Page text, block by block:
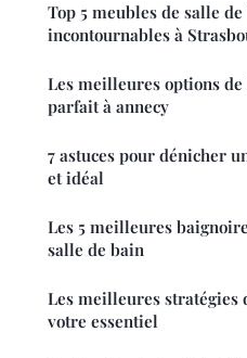
Top 5 meubles de salle
incontournables à
Les meilleures options
parfait à annecy
7 astuces pour dénicher
et idéal
Les 5 meilleures
salle de bain
Les meilleures stratégies
votre essentiel